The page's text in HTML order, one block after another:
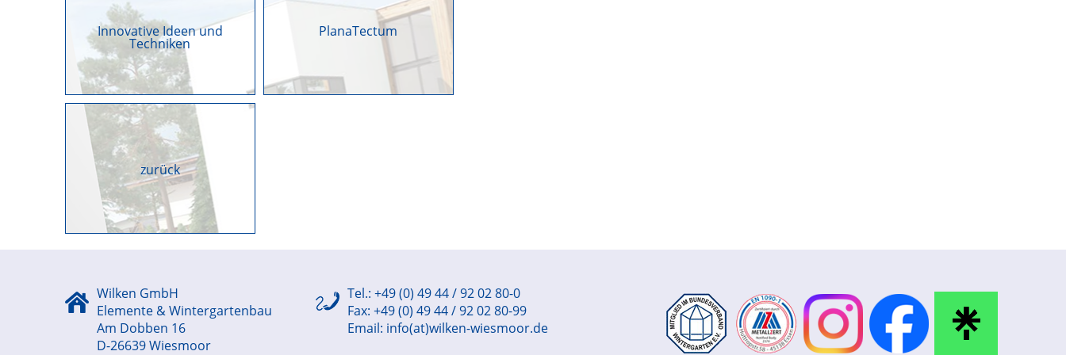
Innovative Ideen und
Techniken
PlanaTectum
zurück
Wilken GmbH
Elemente & Wintergartenbau
Am Dobben 16
D-26639 Wiesmoor
Tel.: +49 (0) 49 44 / 92 02 80-0
Fax: +49 (0) 49 44 / 92 02 80-99
Email: info(at)wilken-wiesmoor.de